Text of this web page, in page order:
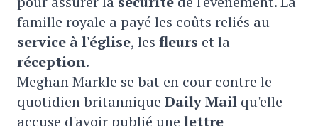
famille royale a payé les coûts reliés au
service à l'église, les fleurs et la
réception.
Meghan Markle se bat en cour contre le
quotidien britannique Daily Mail qu'elle
accuse d'avoir publié une lettre